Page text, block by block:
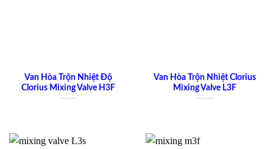
Van Hòa Trộn Nhiệt Độ
Clorius Mixing Valve H3F
Van Hòa Trộn Nhiệt Clorius
Mixing Valve L3F